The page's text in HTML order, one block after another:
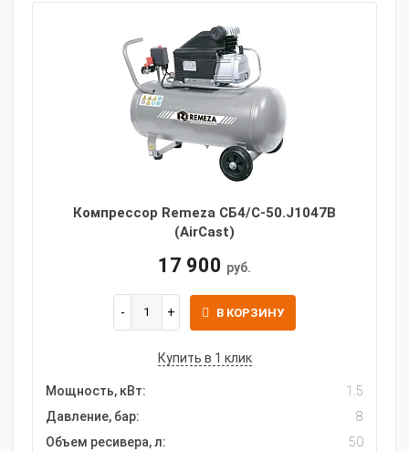
Компрессор Remeza СБ4/С-50.J1047B
(AirCast)
17 900 руб.
В КОРЗИНУ
Купить в 1 клик
Мощность, кВт:
1.5
Давление, бар:
8
Объем ресивера, л:
50